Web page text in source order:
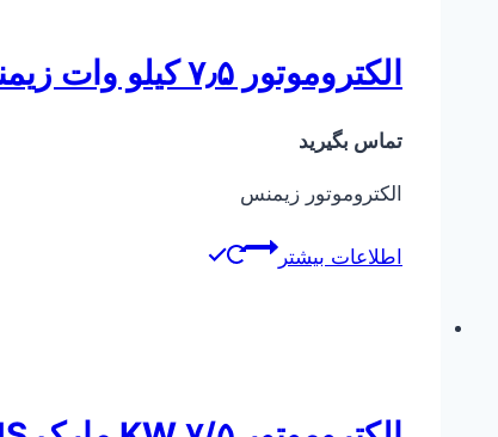
الکتروموتور ۷٫۵ کیلو وات زیمنس ۱LA7
تماس بگیرید
الکتروموتور زیمنس
اطلاعات بیشتر